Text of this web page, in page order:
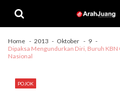
navigation
content
Home 2013 Oktober
9
Dipaksa Mengundurkan Diri, Buruh
Nasional
POJOK